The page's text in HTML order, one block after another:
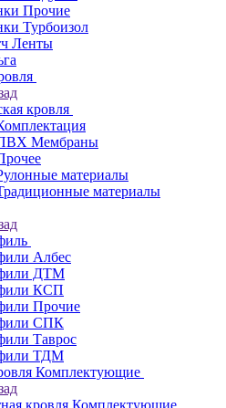
Прочие
Турбоизол
Ленты
кровля
Мембраны
материалы
материалы
Албес
ДТМ
КСП
Прочие
СПК
Таврос
ТДМ
Комплектующие
кровля Комплектующие